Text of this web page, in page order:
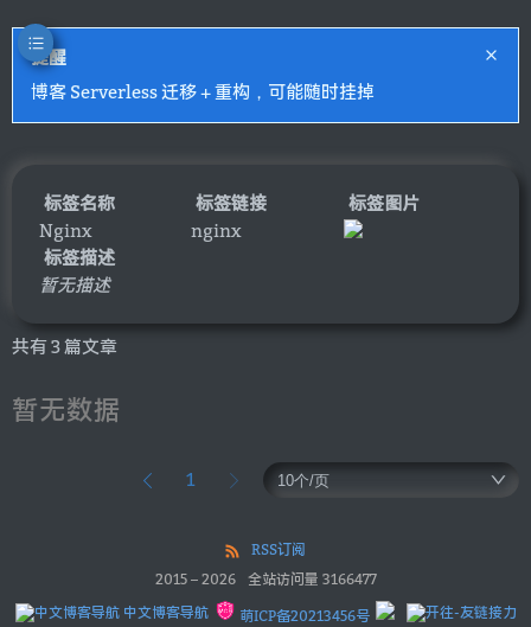
提醒
博客 Serverless 迁移 + 重构，可能随时挂掉
标签名称 标签链接
标签图片
Nginx
nginx
标签描述
暂无描述
共有 3 篇文章
暂无数据
1
RSS订阅
2015– 2026 全站访问量 3166477
中文博客导航
萌ICP备20213456号